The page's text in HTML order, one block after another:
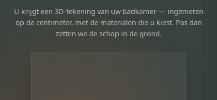
U krijgt een 3D-tekening van uw badkamer — ingemeten
op de centimeter, met de materialen die u kiest. Pas dan
zetten we de schop in de grond.